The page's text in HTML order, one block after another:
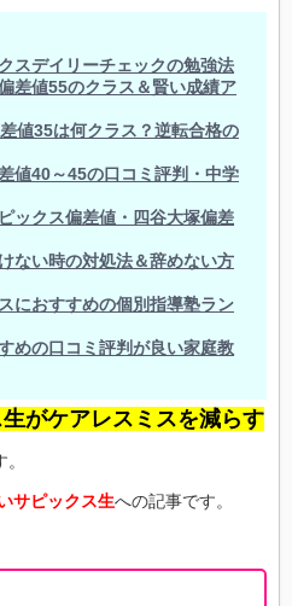
スデイリーチェックの勉強法
差値55のクラス＆賢い成績ア
値35は何クラス？逆転合格の
値40～45の口コミ評判・中学
ックス偏差値・四谷大塚偏差
ない時の対処法＆辞めない方
におすすめの個別指導塾ラン
めの口コミ評判が良い家庭教
がケアレスミスを減らす
サピックス生への記事です。